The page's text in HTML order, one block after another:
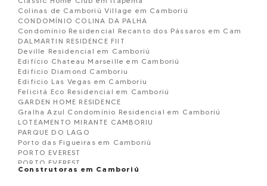
Colinas de Camboriú Village em Camboriú
CONDOMÍNIO COLINA DA PALHA
Condomínio Residencial Recanto dos Pássaros em Cam
DALMARTIN RESIDENCE FIIT
Deville Residencial em Camboriú
Edifício Chateau Marseille em Camboriú
Edificio Diamond Camboriu
Edificio Las Vegas em Camboriu
Felicitá Eco Residencial em Camboriú
GARDEN HOME RESIDENCE
Gralha Azul Condomínio Residencial em Camboriú
LOTEAMENTO MIRANTE CAMBORIU
PARQUE DO LAGO
Porto das Figueiras em Camboriú
PORTO EVEREST
PORTO EVEREST
Porto Vicenzo em Camboriú
Construtoras em Camboriú